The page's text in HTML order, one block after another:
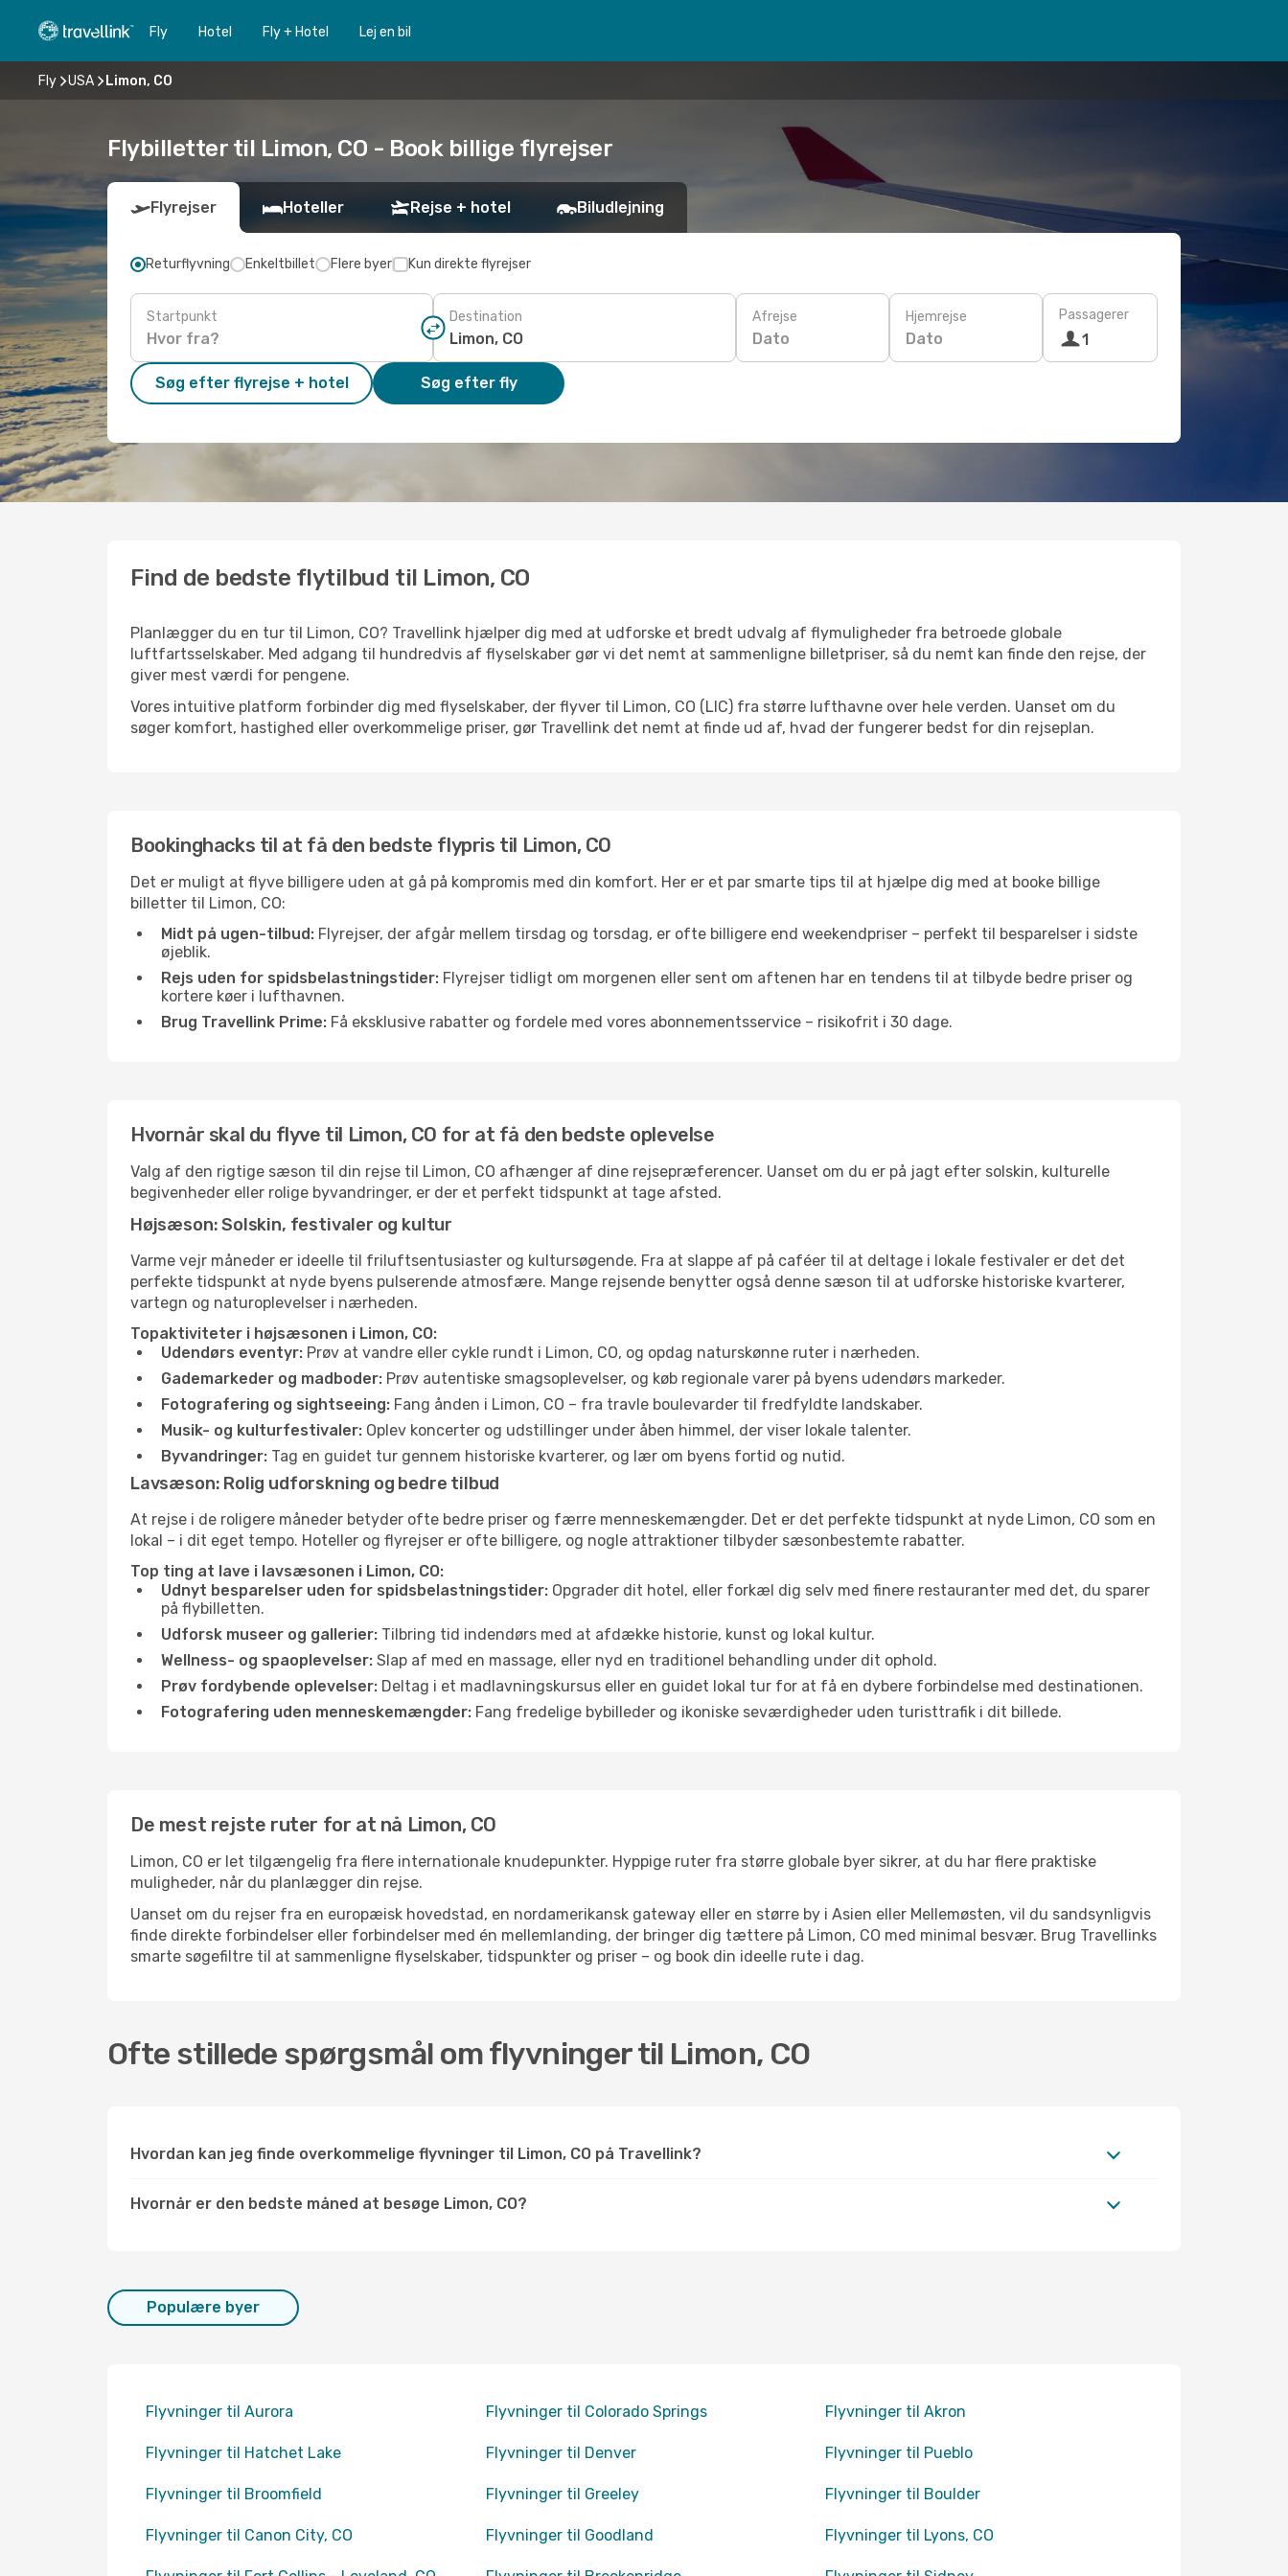
Fly Hotel Fly + Hotel Lej en bil
Fly USA Limon, CO
Flybilletter til Limon, CO - Book billige flyrejser
Flyrejser Hoteller Rejse + hotel Biludlejning
Returflyvning Enkeltbillet Flere byer Kun direkte flyrejser
Startpunkt Destination Afrejse
Dato
Hjemrejse
Dato
Passagerer
1
Søg efter flyrejse + hotel Søg efter fly
Find de bedste flytilbud til Limon, CO
Planlægger du en tur til Limon, CO? Travellink hjælper dig med at udforske et bredt udvalg af flymuligheder fra betroede globale
luftfartsselskaber. Med adgang til hundredvis af flyselskaber gør vi det nemt at sammenligne billetpriser, så du nemt kan finde den rejse, der
giver mest værdi for pengene.
Vores intuitive platform forbinder dig med flyselskaber, der flyver til Limon, CO (LIC) fra større lufthavne over hele verden. Uanset om du
søger komfort, hastighed eller overkommelige priser, gør Travellink det nemt at finde ud af, hvad der fungerer bedst for din rejseplan.
Bookinghacks til at få den bedste flypris til Limon, CO
Det er muligt at flyve billigere uden at gå på kompromis med din komfort. Her er et par smarte tips til at hjælpe dig med at booke billige
billetter til Limon, CO:
Midt på ugen-tilbud: Flyrejser, der afgår mellem tirsdag og torsdag, er ofte billigere end weekendpriser – perfekt til besparelser i sidste
øjeblik.
Rejs uden for spidsbelastningstider: Flyrejser tidligt om morgenen eller sent om aftenen har en tendens til at tilbyde bedre priser og
kortere køer i lufthavnen.
Brug Travellink Prime: Få eksklusive rabatter og fordele med vores abonnementsservice – risikofrit i 30 dage.
Hvornår skal du flyve til Limon, CO for at få den bedste oplevelse
Valg af den rigtige sæson til din rejse til Limon, CO afhænger af dine rejsepræferencer. Uanset om du er på jagt efter solskin, kulturelle
begivenheder eller rolige byvandringer, er der et perfekt tidspunkt at tage afsted.
Højsæson: Solskin, festivaler og kultur
Varme vejr måneder er ideelle til friluftsentusiaster og kultursøgende. Fra at slappe af på caféer til at deltage i lokale festivaler er det det
perfekte tidspunkt at nyde byens pulserende atmosfære. Mange rejsende benytter også denne sæson til at udforske historiske kvarterer,
vartegn og naturoplevelser i nærheden.
Topaktiviteter i højsæsonen i Limon, CO:
Udendørs eventyr: Prøv at vandre eller cykle rundt i Limon, CO, og opdag naturskønne ruter i nærheden.
Gademarkeder og madboder: Prøv autentiske smagsoplevelser, og køb regionale varer på byens udendørs markeder.
Fotografering og sightseeing: Fang ånden i Limon, CO – fra travle boulevarder til fredfyldte landskaber.
Musik- og kulturfestivaler: Oplev koncerter og udstillinger under åben himmel, der viser lokale talenter.
Byvandringer: Tag en guidet tur gennem historiske kvarterer, og lær om byens fortid og nutid.
Lavsæson: Rolig udforskning og bedre tilbud
At rejse i de roligere måneder betyder ofte bedre priser og færre menneskemængder. Det er det perfekte tidspunkt at nyde Limon, CO som en
lokal – i dit eget tempo. Hoteller og flyrejser er ofte billigere, og nogle attraktioner tilbyder sæsonbestemte rabatter.
Top ting at lave i lavsæsonen i Limon, CO:
Udnyt besparelser uden for spidsbelastningstider: Opgrader dit hotel, eller forkæl dig selv med finere restauranter med det, du sparer
på flybilletten.
Udforsk museer og gallerier: Tilbring tid indendørs med at afdække historie, kunst og lokal kultur.
Wellness- og spaoplevelser: Slap af med en massage, eller nyd en traditionel behandling under dit ophold.
Prøv fordybende oplevelser: Deltag i et madlavningskursus eller en guidet lokal tur for at få en dybere forbindelse med destinationen.
Fotografering uden menneskemængder: Fang fredelige bybilleder og ikoniske seværdigheder uden turisttrafik i dit billede.
De mest rejste ruter for at nå Limon, CO
Limon, CO er let tilgængelig fra flere internationale knudepunkter. Hyppige ruter fra større globale byer sikrer, at du har flere praktiske
muligheder, når du planlægger din rejse.
Uanset om du rejser fra en europæisk hovedstad, en nordamerikansk gateway eller en større by i Asien eller Mellemøsten, vil du sandsynligvis
finde direkte forbindelser eller forbindelser med én mellemlanding, der bringer dig tættere på Limon, CO med minimal besvær. Brug Travellinks
smarte søgefiltre til at sammenligne flyselskaber, tidspunkter og priser – og book din ideelle rute i dag.
Ofte stillede spørgsmål om flyvninger til Limon, CO
Hvordan kan jeg finde overkommelige flyvninger til Limon, CO på Travellink?
Hvornår er den bedste måned at besøge Limon, CO?
Populære byer
Flyvninger til Aurora Flyvninger til Colorado Springs Flyvninger til Akron
Flyvninger til Hatchet Lake Flyvninger til Denver Flyvninger til Pueblo
Flyvninger til Broomfield Flyvninger til Greeley Flyvninger til Boulder
Flyvninger til Canon City, CO Flyvninger til Goodland Flyvninger til Lyons, CO